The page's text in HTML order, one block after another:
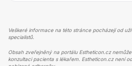
Veškeré informace na této stránce pocházejí od
specialistů.
Obsah zveřejněný na portálu Estheticon.cz
konzultaci pacienta s lékařem. Estheticon.cz není